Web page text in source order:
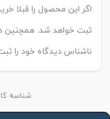
اگر این محصول را قبلا
ثبت خواهد شد. همچنین
ناشناس دیدگاه خود را
شناسه